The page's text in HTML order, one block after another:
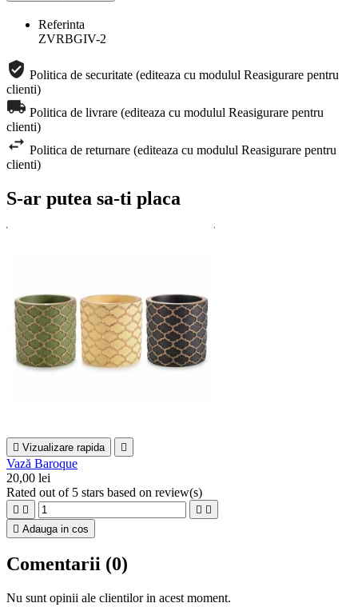
Referinta
ZVRBGIV-2
Politica de securitate (editeaza cu modulul Reasigurare pentru
clienti)
Politica de livrare (editeaza cu modulul Reasigurare pentru
clienti)
Politica de returnare (editeaza cu modulul Reasigurare pentru
clienti)
S-ar putea sa-ti placa
 Vizualizare rapida 
Vază Baroque
20,00 lei
Rated out of 5 stars based on review(s)
   
 Adauga in cos
Comentarii (0)
Nu sunt opinii ale clientilor in acest moment.